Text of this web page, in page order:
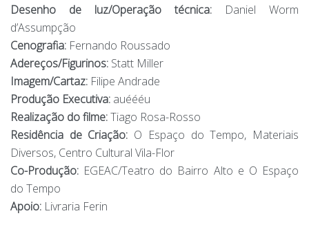
Desenho de luz/Operação técnica: Daniel Worm
d’Assumpção
Cenografia: Fernando Roussado
Adereços/Figurinos: Statt Miller
Imagem/Cartaz: Filipe Andrade
Produção Executiva: auéééu
Realização do filme:Tiago Rosa-Rosso
Residência de Criação: O Espaço do Tempo, Materiais
Diversos, Centro Cultural Vila-Flor
Co-Produção: EGEAC/Teatro do Bairro Alto e O Espaço
do Tempo
Apoio: Livraria Ferin